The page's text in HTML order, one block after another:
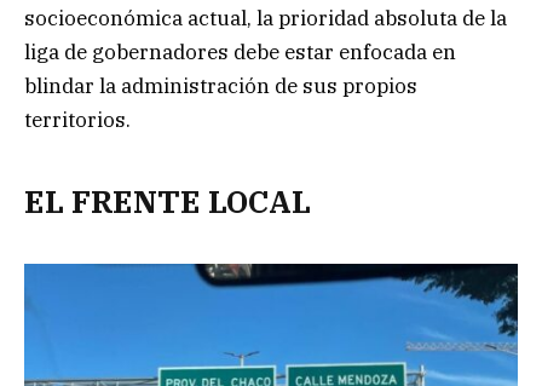
socioeconómica actual, la prioridad absoluta de la
liga de gobernadores debe estar enfocada en
blindar la administración de sus propios
territorios.
EL FRENTE LOCAL